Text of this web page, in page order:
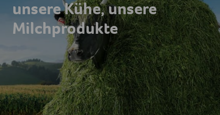
unsere Kühe, unsere
Milchprodukte